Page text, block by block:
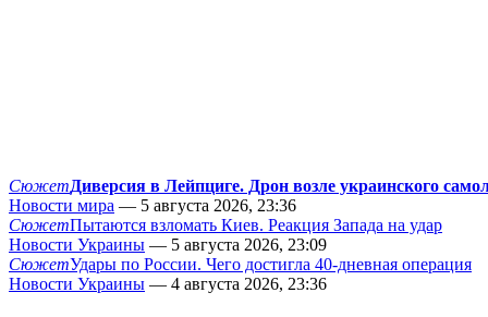
СюжетДиверсия в Лейпциге. Дрон возле украинского
Новости мира — 5 августа 2026, 23:36
СюжетПытаются взломать Киев. Реакция Запада на удар
Новости Украины — 5 августа 2026, 23:09
СюжетУдары по России. Чего достигла 40-дневная операция
Новости Украины — 4 августа 2026, 23:36